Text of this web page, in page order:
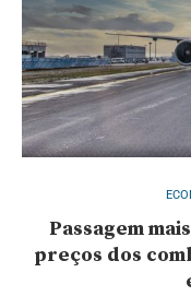
Passagem
preços dos